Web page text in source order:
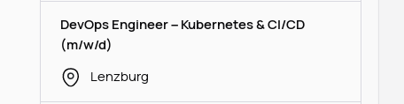
DevOps Engineer – Kubernetes & CI/CD
(m/w/d)
Lenzburg